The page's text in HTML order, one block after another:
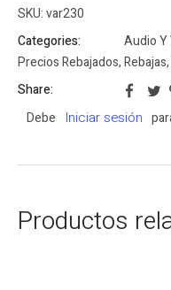
SKU:var230
Categories:
Audio Y
Precios Rebajados,Rebajas,
Share:
Debe
Iniciar sesión
Productos